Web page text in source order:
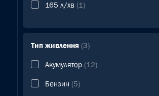
165 л/хв (1)
Тип живлення (3)
Акумулятор (12)
Бензин (5)